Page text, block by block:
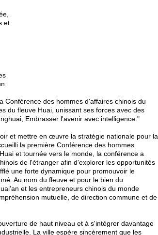
et
Conférence des hommes d'affaires chinois du
du fleuve Huai, unissant ses forces avec des
Embrasser l'avenir avec intelligence."
et mettre en œuvre la stratégie nationale pour la
la première Conférence des hommes
et tournée vers le monde, la conférence a
de l'étranger afin d'explorer les opportunités
une forte dynamique pour promouvoir le
Au nom du fleuve et pour le bien du
et les entrepreneurs chinois du monde
mutuelle, de direction commune et de
de haut niveau et à s'intégrer davantage
La ville espère sincèrement que les